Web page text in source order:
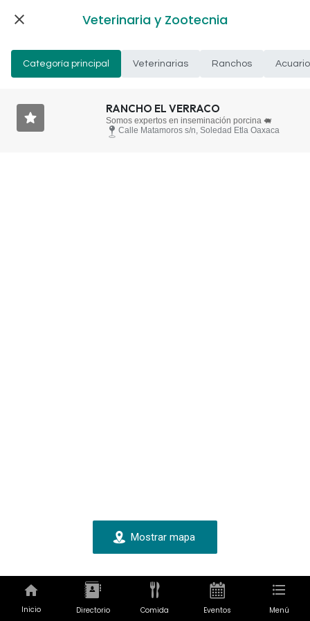
Veterinaria y Zootecnia
Categoría principal Veterinarias Ranchos
RANCHO EL VERRACO
Somos expertos en inseminación porcina 🐖
Calle Matamoros s/n, Soledad Etla Oaxaca
Mostrar mapa
Inicio Directorio Comida Eventos Menú